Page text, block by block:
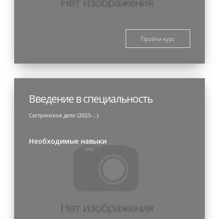
Пройти курс
Введение в специальность
Сестринское дело (2023-...)
Необходимые навыки